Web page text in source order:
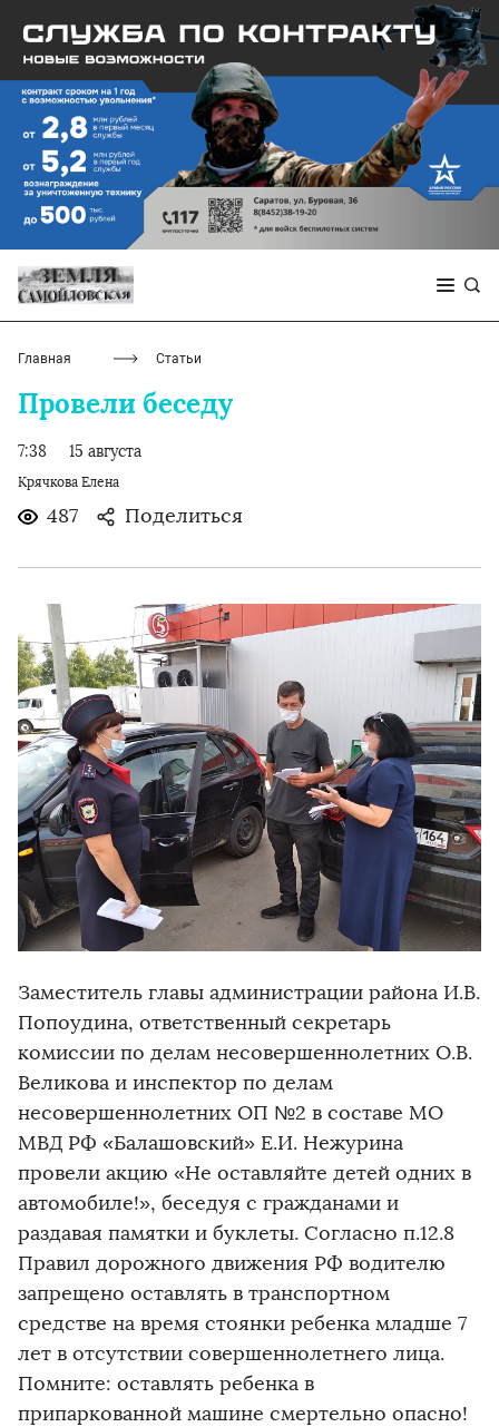
Главная Статьи
Провели беседу
7:38 15 августа
Крячкова Елена
487 Поделиться
Заместитель главы администрации района И.В.
Попоудина, ответственный секретарь
комиссии по делам несовершеннолетних О.В.
Великова и инспектор по делам
несовершеннолетних ОП №2 в составе МО
МВД РФ «Балашовский» Е.И. Нежурина
провели акцию «Не оставляйте детей одних в
автомобиле!», беседуя с гражданами и
раздавая памятки и буклеты. Согласно п.12.8
Правил дорожного движения РФ водителю
запрещено оставлять в транспортном
средстве на время стоянки ребенка младше 7
лет в отсутствии совершеннолетнего лица.
Помните: оставлять ребенка в
припаркованной машине смертельно опасно!